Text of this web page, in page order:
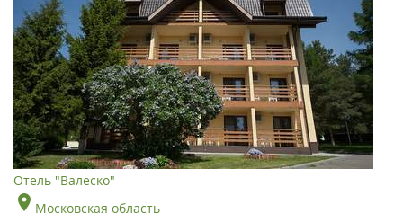
Отель "Валеско"
Московская область